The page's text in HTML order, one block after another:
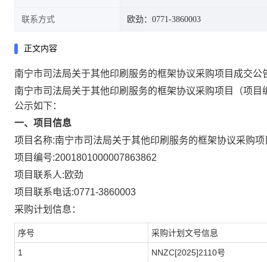
联系方式 欧劲：0771-3860003
正文内容
南宁市司法局关于其他印刷服务的框架协议采购项目成交公
南宁市司法局关于其他印刷服务的框架协议采购项目
（项目
公示如下：
一、项目信息
项目名称:南宁市司法局关于其他印刷服务的框架协议采购项
项目编号:2001801000007863862
项目联系人:欧劲
项目联系电话:0771-3860003
采购计划信息：
序号 采购计划文号信息
1 NNZC[2025]2110号